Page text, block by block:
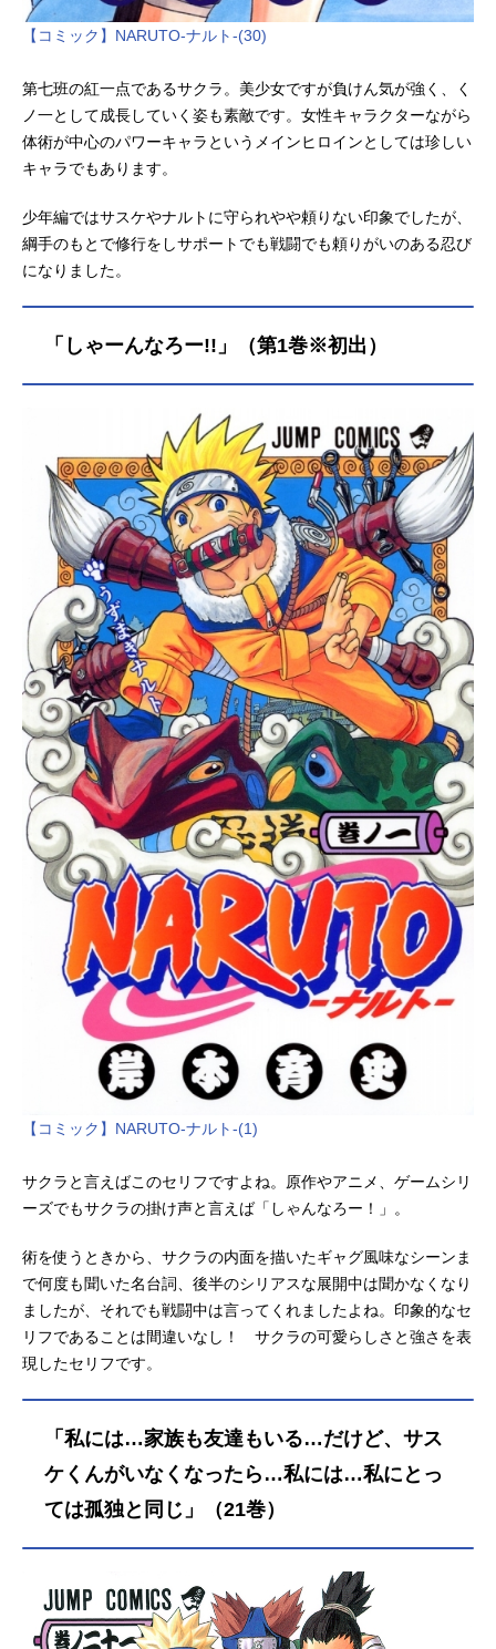
【コミック】NARUTO-ナルト-(30)
第七班の紅一点であるサクラ。美少女ですが負けん気が強く、く
ノ一として成長していく姿も素敵です。女性キャラクターながら
体術が中心のパワーキャラというメインヒロインとしては珍しい
キャラでもあります。
少年編ではサスケやナルトに守られやや頼りない印象でしたが、
綱手のもとで修行をしサポートでも戦闘でも頼りがいのある忍び
になりました。
「しゃーんなろー!!」（第1巻※初出）
【コミック】NARUTO-ナルト-(1)
サクラと言えばこのセリフですよね。原作やアニメ、ゲームシリ
ーズでもサクラの掛け声と言えば「しゃんなろー！」。
術を使うときから、サクラの内面を描いたギャグ風味なシーンま
で何度も聞いた名台詞、後半のシリアスな展開中は聞かなくなり
ましたが、それでも戦闘中は言ってくれましたよね。印象的なセ
リフであることは間違いなし！ サクラの可愛らしさと強さを表
現したセリフです。
「私には…家族も友達もいる…だけど、サス
ケくんがいなくなったら…私には…私にとっ
ては孤独と同じ」（21巻）